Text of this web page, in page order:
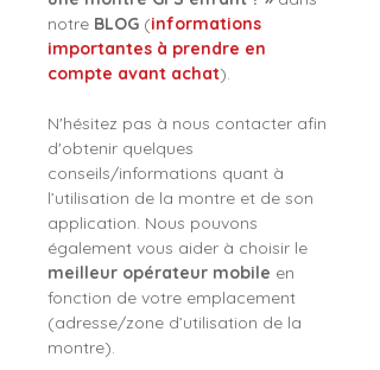
notre BLOG (informations
importantes à prendre en
compte avant achat).
N'hésitez pas à nous contacter afin
d'obtenir quelques
conseils/informations quant à
l’utilisation de la montre et de son
application. Nous pouvons
également vous aider à choisir le
meilleur opérateur mobile en
fonction de votre emplacement
(adresse/zone d’utilisation de la
montre).